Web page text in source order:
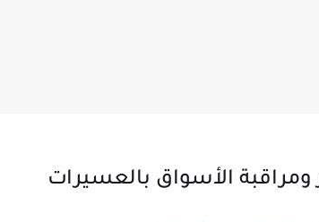
الأسواق بالعسيرات